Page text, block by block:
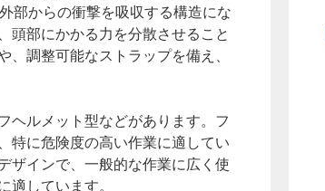
部からの衝撃を吸収する構造にな
頭部にかかる力を分散させること
調整可能なストラップを備え、
ヘルメット型などがあります。フ
特に危険度の高い作業に適してい
ザインで、一般的な作業に広く使
しています。